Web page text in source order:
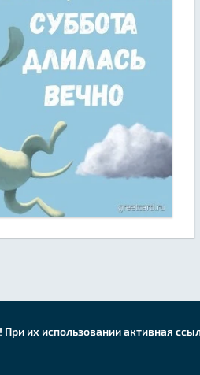
их использовании активная